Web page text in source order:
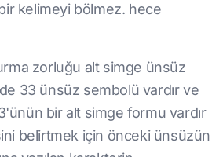
bir kelimeyi bölmez. hece
zorluğu alt simge ünsüz
33 ünsüz sembolü vardır ve
bir alt simge formu vardır
belirtmek için önceki ünsüzün